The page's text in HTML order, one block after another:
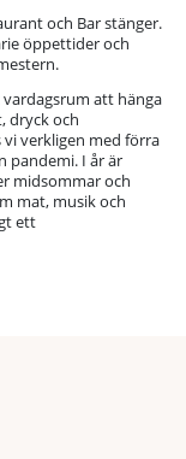
och Bar stänger.
öppettider och
att hänga
dryck och
vi verkligen med förra
pandemi. I år är
midsommar och
mat, musik och
ett